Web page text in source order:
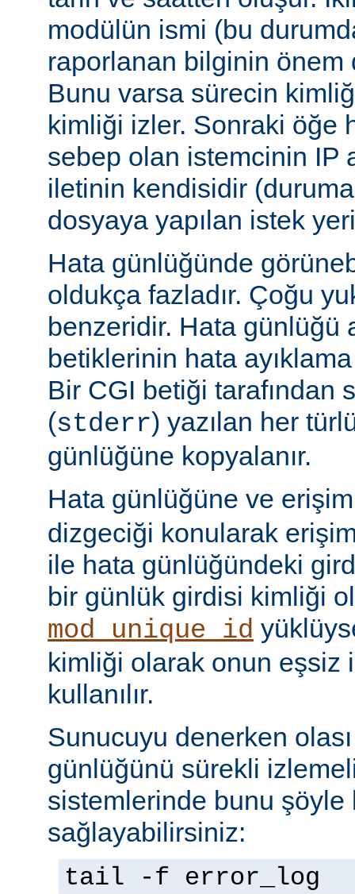
modülün ismi (bu
raporlanan bilginin önem
Bunu varsa sürecin
kimliği izler. Sonraki öğe
sebep olan istemcinin IP
iletinin kendisidir (duruma
dosyaya yapılan istek
Hata günlüğünde
oldukça fazladır. Çoğu
benzeridir. Hata günlüğü
betiklerinin hata ayıklama
Bir CGI betiği tarafından
(stderr) yazılan her
günlüğüne kopyalanır.
Hata günlüğüne ve
dizgeciği konularak
ile hata günlüğündeki
bir günlük girdisi kimliği
mod_unique_id
kimliği olarak onun eşsiz
kullanılır.
Sunucuyu denerken
günlüğünü sürekli
sistemlerinde bunu şöyle
sağlayabilirsiniz:
tail -f error_log